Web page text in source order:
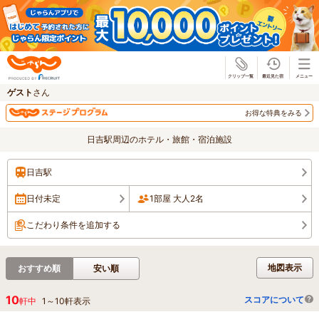
ゲスト さん
お得な特典をみる
日吉駅周辺のホテル・旅館・宿泊施設
日吉駅
日付未定 1部屋 大人2名
こだわり条件を追加する
地図表示
おすすめ順 安い順
10軒中 1 ～10軒表示 スコアについて